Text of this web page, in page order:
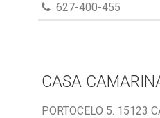
627-400-455
CASA
PORTOCELO 5. 15123